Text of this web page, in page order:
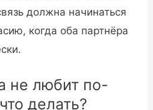
должна начинаться
когда оба партнёра
не любит по-
делать?